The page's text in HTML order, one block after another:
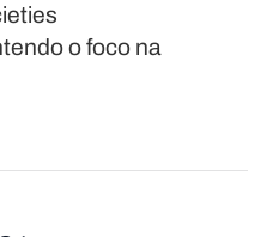
o foco na